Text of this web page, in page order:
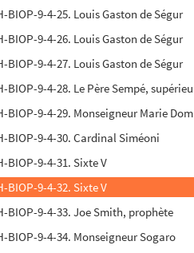
BIOP-9-4-25. Louis Gaston de Ségur
BIOP-9-4-26. Louis Gaston de Ségur
BIOP-9-4-27. Louis Gaston de Ségur
BIOP-9-4-28. Le Père Sempé,
BIOP-9-4-29. Monseigneur Marie
BIOP-9-4-30. Cardinal Siméoni
BIOP-9-4-31. Sixte V
BIOP-9-4-32. Sixte V
BIOP-9-4-33. Joe Smith, prophète
BIOP-9-4-34. Monseigneur Sogaro